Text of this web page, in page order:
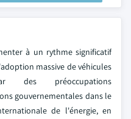
à un rythme significatif
massive de véhicules
des préoccupations
gouvernementales dans le
de l'énergie, en